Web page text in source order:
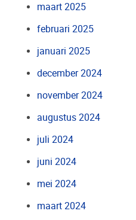
maart 2025
februari 2025
januari 2025
december 2024
november 2024
augustus 2024
juli 2024
juni 2024
mei 2024
maart 2024